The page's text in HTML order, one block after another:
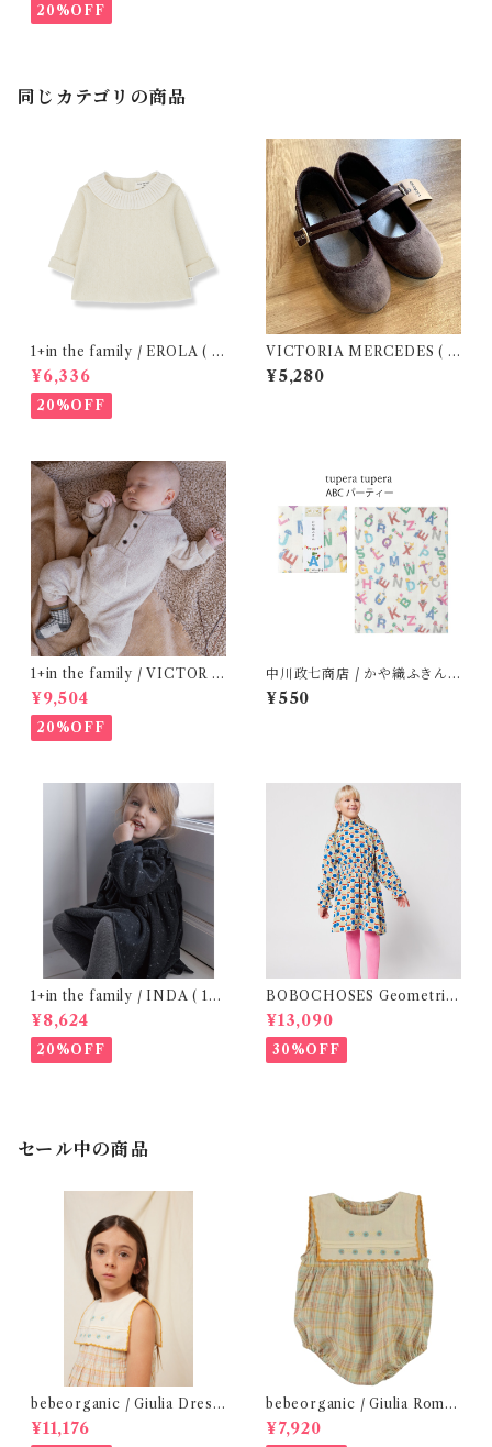
20%OFF
同じカテゴリの商品
1+in the family / EROLA ( 2
4m )
¥6,336
20%OFF
VICTORIA MERCEDES ( 2
9-34 / Testa )
¥5,280
1+in the family / VICTOR (
12m )
¥9,504
20%OFF
中川政七商店 / かや織ふきん (
tupera tupera ABCパーティ
ー)
¥550
1+in the family / INDA ( 12-
48m )
¥8,624
20%OFF
BOBOCHOSES Geometric
Scacs all over dress / 4-8Y
¥13,090
30%OFF
セール中の商品
bebeorganic / Giulia Dress
Lagoon Check (2-6y)
¥11,176
bebeorganic / Giulia Romp
er Lagoon Check( 6・12ｍ)
¥7,920